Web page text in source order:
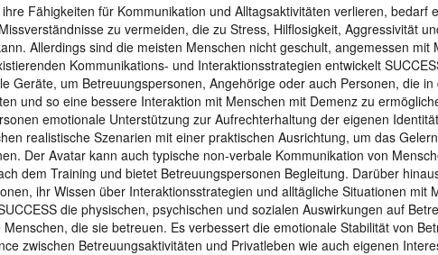
Fähigkeiten für Kommunikation und Alltagsaktivitäten verlieren, bedarf
zu vermeiden, die zu Stress, Hilflosigkeit, Aggressivität
Allerdings sind die meisten Menschen nicht geschult, angemessen mit
Kommunikations- und Interaktionsstrategien entwickelt
Geräte, um Betreuungspersonen, Angehörige oder auch Personen, die
und so eine bessere Interaktion mit Menschen mit Demenz zu
emotionale Unterstützung zur Aufrechterhaltung der eigenen
realistische Szenarien mit einer praktischen Ausrichtung, um das
Der Avatar kann auch typische non-verbale Kommunikation von
dem Training und bietet Betreuungspersonen Begleitung. Darüber
ihr Wissen über Interaktionsstrategien und alltägliche Situationen mit
die physischen, psychischen und sozialen Auswirkungen auf
die sie betreuen. Es verbessert die emotionale Stabilität von
zwischen Betreuungsaktivitäten und Privatleben wie auch eigenen